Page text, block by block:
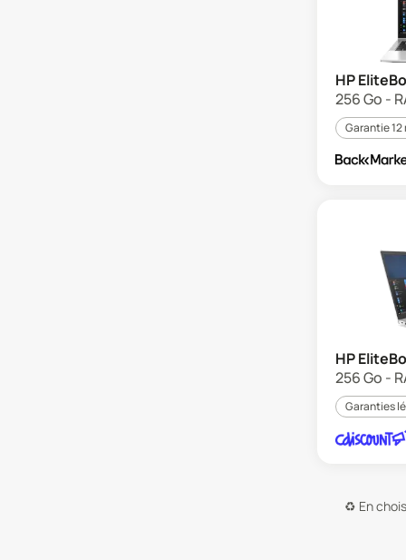
HP
256 Go -
Garantie 12
HP
256 Go -
Garanties
♻️ En